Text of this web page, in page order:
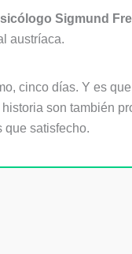
Sigmund
austríaca.
cinco días. Y es
son también
que satisfecho.